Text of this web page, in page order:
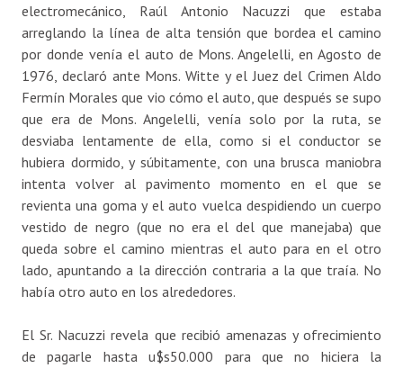
electromecánico, Raúl Antonio Nacuzzi que estaba
arreglando la línea de alta tensión que bordea el camino
por donde venía el auto de Mons. Angelelli, en Agosto de
1976, declaró ante Mons. Witte y el Juez del Crimen Aldo
Fermín Morales que vio cómo el auto, que después se supo
que era de Mons. Angelelli, venía solo por la ruta, se
desviaba lentamente de ella, como si el conductor se
hubiera dormido, y súbitamente, con una brusca maniobra
intenta volver al pavimento momento en el que se
revienta una goma y el auto vuelca despidiendo un cuerpo
vestido de negro (que no era el del que manejaba) que
queda sobre el camino mientras el auto para en el otro
lado, apuntando a la dirección contraria a la que traía. No
había otro auto en los alrededores.
El Sr. Nacuzzi revela que recibió amenazas y ofrecimiento
de pagarle hasta u$s50.000 para que no hiciera la